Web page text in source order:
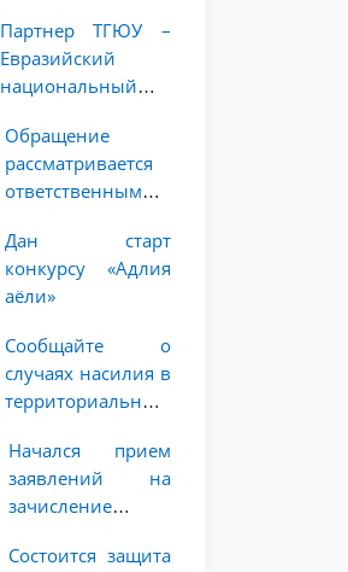
курсов ТГЮУ
программы по
праву и
политическим
Университете
Нагоя
Партнер ТГЮУ –
Евразийский
национальный
Л.Н. Гумилёва
объявляет о
программе
мобильности для
студентов 2–3
курсов
Обращение
рассматривается
ответственными
университета
Дан старт
конкурсу «Адлия
аёли»
Сообщайте о
случаях насилия в
территориальные
Национального
агентства
социальной
Начался прием
заявлений на
зачисление
академического
Состоится защита